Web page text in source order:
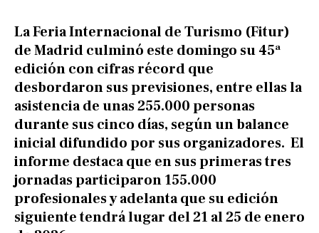
La Feria Internacional de Turismo (Fitur)
de Madrid culminó este domingo su 45ª
edición con cifras récord que
desbordaron sus previsiones, entre ellas la
asistencia de unas 255.000 personas
durante sus cinco días, según un balance
inicial difundido por sus organizadores. El
informe destaca que en sus primeras tres
jornadas participaron 155.000
profesionales y adelanta que su edición
siguiente tendrá lugar del 21 al 25 de enero